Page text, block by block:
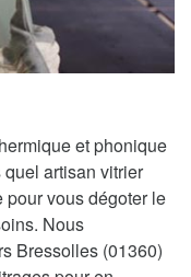
et phonique
artisan vitrier
pour vous dégoter le
Nous
Bressolles (01360)